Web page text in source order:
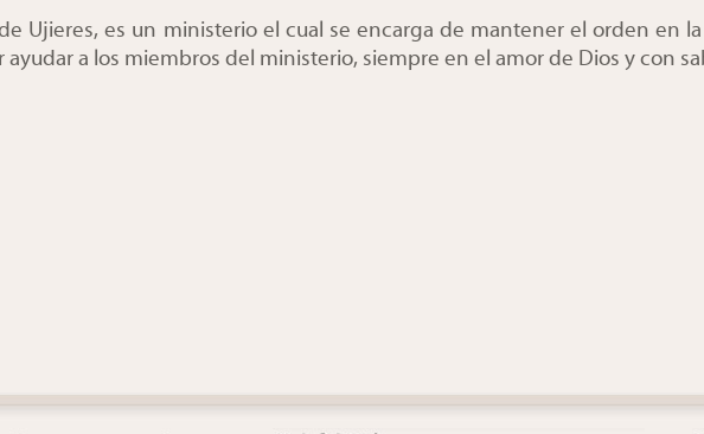
Ujieres, es un ministerio el cual se encarga de mantener el orden en
ayudar a los miembros del ministerio, siempre en el amor de Dios y con